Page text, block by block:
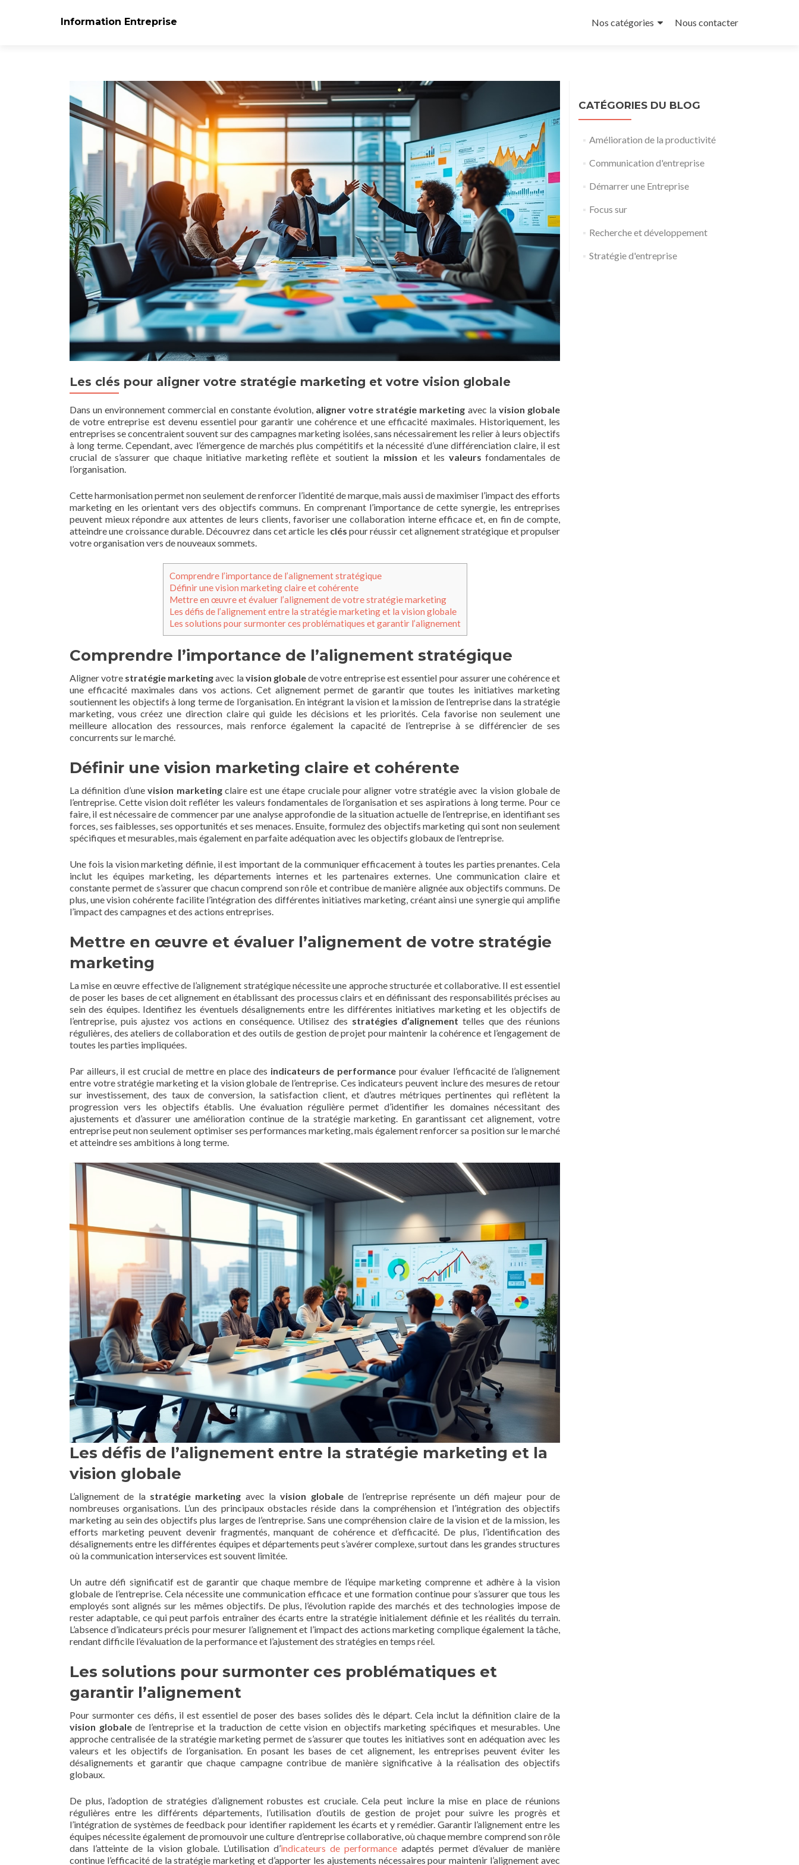
Information Entreprise
au
Nos catégories Nous contacter
Les clés pour aligner votre stratégie marketing et votre vision globale
Dans un environnement commercial en constante évolution, aligner votre stratégie marketing avec la vision globale
de votre entreprise est devenu essentiel pour garantir une cohérence et une efficacité maximales. Historiquement, les
entreprises se concentraient souvent sur des campagnes marketing isolées, sans nécessairement les relier à leurs objectifs
à long terme. Cependant, avec l’émergence de marchés plus compétitifs et la nécessité d’une différenciation claire, il est
crucial de s’assurer que chaque initiative marketing reflète et soutient la mission et les valeurs fondamentales de
l’organisation.
Cette harmonisation permet non seulement de renforcer l’identité de marque, mais aussi de maximiser l’impact des efforts
marketing en les orientant vers des objectifs communs. En comprenant l’importance de cette synergie, les entreprises
peuvent mieux répondre aux attentes de leurs clients, favoriser une collaboration interne efficace et, en fin de compte,
atteindre une croissance durable. Découvrez dans cet article les clés pour réussir cet alignement stratégique et propulser
votre organisation vers de nouveaux sommets.
Comprendre l’importance de l’alignement stratégique
Définir une vision marketing claire et cohérente
Mettre en œuvre et évaluer l’alignement de votre stratégie marketing
Les défis de l’alignement entre la stratégie marketing et la vision globale
Les solutions pour surmonter ces problématiques et garantir l’alignement
Comprendre l’importance de l’alignement stratégique
Aligner votre stratégie marketingavec lavision globalede votre entreprise est essentiel pour assurer une cohérence et
une efficacité maximales dans vos actions. Cet alignement permet de garantir que toutes les initiatives marketing
soutiennent les objectifs à long terme de l’organisation. En intégrant la vision et la mission de l’entreprise dans la stratégie
marketing, vous créez une direction claire qui guide les décisions et les priorités. Cela favorise non seulement une
meilleure allocation des ressources, mais renforce également la capacité de l’entreprise à se différencier de ses
concurrents sur le marché.
Définir une vision marketing claire et cohérente
La définition d’unevision marketingclaire est une étape cruciale pour aligner votre stratégie avec la vision globale de
l’entreprise. Cette vision doit refléter les valeurs fondamentales de l’organisation et ses aspirations à long terme. Pour ce
faire, il est nécessaire de commencer par une analyse approfondie de la situation actuelle de l’entreprise, en identifiant ses
forces, ses faiblesses, ses opportunités et ses menaces. Ensuite, formulez des objectifs marketing qui sont non seulement
spécifiques et mesurables, mais également en parfaite adéquation avec les objectifs globaux de l’entreprise.
Une fois la vision marketing définie, il est important de la communiquer efficacement à toutes les parties prenantes. Cela
inclut les équipes marketing, les départements internes et les partenaires externes. Une communication claire et
constante permet de s’assurer que chacun comprend son rôle et contribue de manière alignée aux objectifs communs. De
plus, une vision cohérente facilite l’intégration des différentes initiatives marketing, créant ainsi une synergie qui amplifie
l’impact des campagnes et des actions entreprises.
Mettre en œuvre et évaluer l’alignement de votre stratégie
marketing
La mise en œuvre effective de l’alignement stratégique nécessite une approche structurée et collaborative. Il est essentiel
de poser les bases de cet alignement en établissant des processus clairs et en définissant des responsabilités précises au
sein des équipes. Identifiez les éventuels désalignements entre les différentes initiatives marketing et les objectifs de
l’entreprise, puis ajustez vos actions en conséquence. Utilisez des stratégies d’alignement telles que des réunions
régulières, des ateliers de collaboration et des outils de gestion de projet pour maintenir la cohérence et l’engagement de
toutes les parties impliquées.
Par ailleurs, il est crucial de mettre en place des indicateurs de performance pour évaluer l’efficacité de l’alignement
entre votre stratégie marketing et la vision globale de l’entreprise. Ces indicateurs peuvent inclure des mesures de retour
sur investissement, des taux de conversion, la satisfaction client, et d’autres métriques pertinentes qui reflètent la
progression vers les objectifs établis. Une évaluation régulière permet d’identifier les domaines nécessitant des
ajustements et d’assurer une amélioration continue de la stratégie marketing. En garantissant cet alignement, votre
entreprise peut non seulement optimiser ses performances marketing, mais également renforcer sa position sur le marché
et atteindre ses ambitions à long terme.
Les défis de l’alignement entre la stratégie marketing et la
vision globale
L’alignement de la stratégie marketing avec lavision globalede l’entreprise représente un défi majeur pour de
nombreuses organisations. L’un des principaux obstacles réside dans la compréhension et l’intégration des objectifs
marketing au sein des objectifs plus larges de l’entreprise. Sans une compréhension claire de la vision et de la mission, les
efforts marketing peuvent devenir fragmentés, manquant de cohérence et d’efficacité. De plus, l’identification des
désalignements entre les différentes équipes et départements peut s’avérer complexe, surtout dans les grandes structures
où la communication interservices est souvent limitée.
Un autre défi significatif est de garantir que chaque membre de l’équipe marketing comprenne et adhère à la vision
globale de l’entreprise. Cela nécessite une communication efficace et une formation continue pour s’assurer que tous les
employés sont alignés sur les mêmes objectifs. De plus, l’évolution rapide des marchés et des technologies impose de
rester adaptable, ce qui peut parfois entraîner des écarts entre la stratégie initialement définie et les réalités du terrain.
L’absence d’indicateurs précis pour mesurer l’alignement et l’impact des actions marketing complique également la tâche,
rendant difficile l’évaluation de la performance et l’ajustement des stratégies en temps réel.
Les solutions pour surmonter ces problématiques et
garantir l’alignement
Pour surmonter ces défis, il est essentiel de poser des bases solides dès le départ. Cela inclut la définition claire de la
vision globalede l’entreprise et la traduction de cette vision en objectifs marketing spécifiques et mesurables. Une
approche centralisée de la stratégie marketing permet de s’assurer que toutes les initiatives sont en adéquation avec les
valeurs et les objectifs de l’organisation. En posant les bases de cet alignement, les entreprises peuvent éviter les
désalignements et garantir que chaque campagne contribue de manière significative à la réalisation des objectifs
globaux.
De plus, l’adoption de stratégies d’alignement robustes est cruciale. Cela peut inclure la mise en place de réunions
régulières entre les différents départements, l’utilisation d’outils de gestion de projet pour suivre les progrès et
l’intégration de systèmes de feedback pour identifier rapidement les écarts et y remédier. Garantir l’alignement entre les
équipes nécessite également de promouvoir une culture d’entreprise collaborative, où chaque membre comprend son rôle
dans l’atteinte de la vision globale. L’utilisation d’indicateurs de performance adaptés permet d’évaluer de manière
continue l’efficacité de la stratégie marketing et d’apporter les ajustements nécessaires pour maintenir l’alignement avec
CATÉGORIES DU BLOG
Amélioration de la productivité
Communication d'entreprise
Démarrer une Entreprise
Focus sur
Recherche et développement
Stratégie d'entreprise